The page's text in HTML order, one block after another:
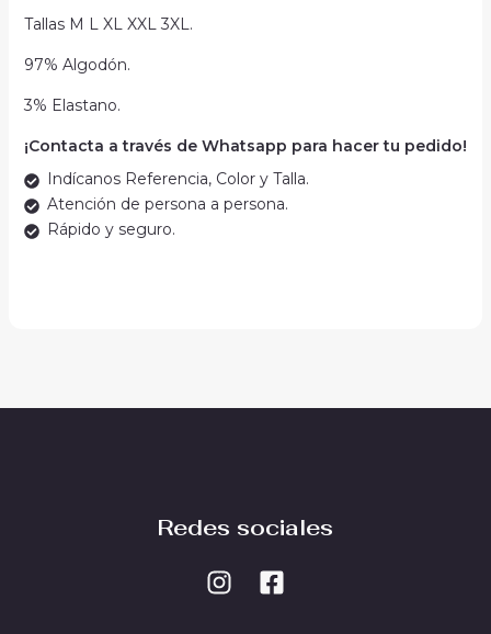
Tallas M L XL XXL 3XL.
97% Algodón.
3% Elastano.
¡Contacta a través de Whatsapp para hacer tu pedido!
Indícanos Referencia, Color y Talla.
Atención de persona a persona.
Rápido y seguro.
Redes sociales